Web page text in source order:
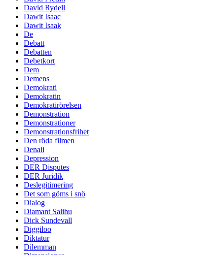
David Rydell
Dawit Isaac
Dawit Isaak
De
Debatt
Debatten
Debetkort
Dem
Demens
Demokrati
Demokratin
Demokratirörelsen
Demonstration
Demonstrationer
Demonstrationsfrihet
Den röda filmen
Denali
Depression
DER Disputes
DER Juridik
Deslegitimering
Det som göms i snö
Dialog
Diamant Salihu
Dick Sundevall
Diggiloo
Diktatur
Dilemman